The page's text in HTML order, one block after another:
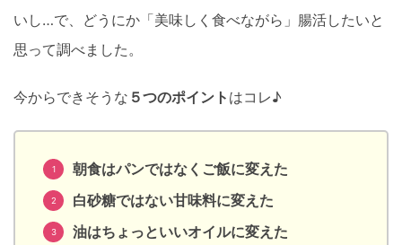
いし…で、どうにか「美味しく食べながら」腸活したいと
思って調べました。
今からできそうな ５つのポイント はコレ♪
朝食はパンではなくご飯に変えた
白砂糖ではない甘味料に変えた
油はちょっといいオイルに変えた